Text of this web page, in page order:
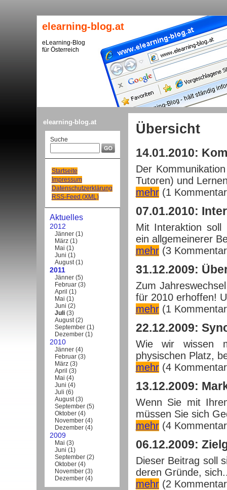
elearning-blog.at
eLearning-Blog
für Österreich
elearning-blog.at
Suche
Startseite
Impressum
Datenschutzerklärung
RSS-Feed (XML)
Aktuelles
2012
Jänner (1)
März (1)
Mai (1)
Juni (1)
August(1)
2011
Jänner (5)
Februar (3)
April (1)
Mai (1)
Juni (2)
Juli (3)
August(2)
September (1)
Dezember (1)
2010
Jänner (4)
Februar (3)
März (3)
April (3)
Mai (4)
Juni (4)
Juli (6)
August(3)
September (5)
Oktober (4)
November (4)
Dezember (4)
2009
Mai (3)
Juni (1)
September (2)
Oktober (4)
November (3)
Dezember (4)
Übersicht
14.01.2010:
Der
Tutoren) und
mehr(1
07.01.2010:
Mit Interaktion soll
ein allgemeinerer
mehr(3
31.12.2009:
Zum
für 2010 erhoffen!
mehr(1
22.12.2009:
Wie wir wissen
physischen Platz,
mehr(4
13.12.2009:
Wenn Sie mit
müssen Sie sich
mehr(4
06.12.2009:
Dieser Beitrag soll
deren Gründe,
mehr(2